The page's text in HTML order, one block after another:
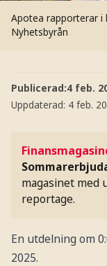
Apotea rapporterar i
Nyhetsbyrån
Publicerad:4 feb.
Uppdaterad: 4 feb.
magasinet med
reportage.
En utdelning om
2025.